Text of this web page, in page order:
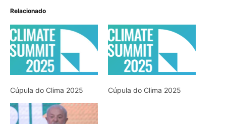
Relacionado
Cúpula do Clima 2025 Cúpula do Clima 2025